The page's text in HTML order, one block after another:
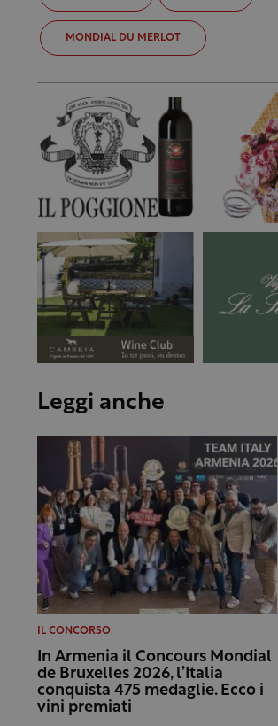
MONDIAL DU MERLOT
Leggi anche
IL CONCORSO
In Armenia il Concours Mondial
de Bruxelles 2026, l’Italia
conquista 475 medaglie. Ecco i
vini premiati